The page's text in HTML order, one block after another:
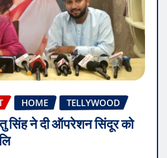
HOME TELLYWOOD
सिंह ने दी ऑपरेशन सिंदूर को